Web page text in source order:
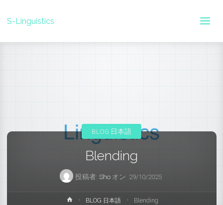
S-Linguistics
Blending
投稿者: Sho オン 29/10/2025
BLOG 日本語
ホ
BLOG 日本語 Blending